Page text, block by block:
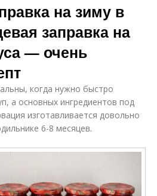
на зиму в
заправка на
— очень
когда нужно быстро
а основных ингредиентов под
изготавливается довольно
6-8 месяцев.